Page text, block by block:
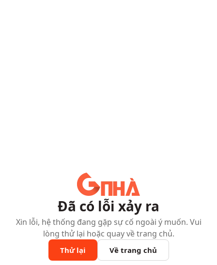
Đã có lỗi xảy ra
Xin lỗi, hệ thống đang gặp sự cố ngoài ý muốn. Vui
lòng thử lại hoặc quay về trang chủ.
Thử lại Về trang chủ